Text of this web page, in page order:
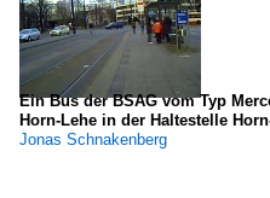
Ein Bus der BSAG vom Typ
Horn-Lehe in der Haltestelle
Jonas Schnakenberg